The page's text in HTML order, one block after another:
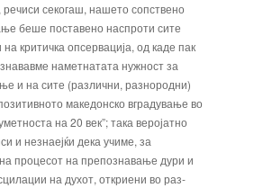
секогаш, нашето сопствено
беше поставено наспроти сите
на критичка опсервација, од каде пак
наметнатата нужност за
и на сите (различни, разнород­ни)
македонско вградување во
на 20 век”; така веројатно
и незнаејќи дека учиме, за
процесот на препознавање дури и
на духот, откриени во раз­